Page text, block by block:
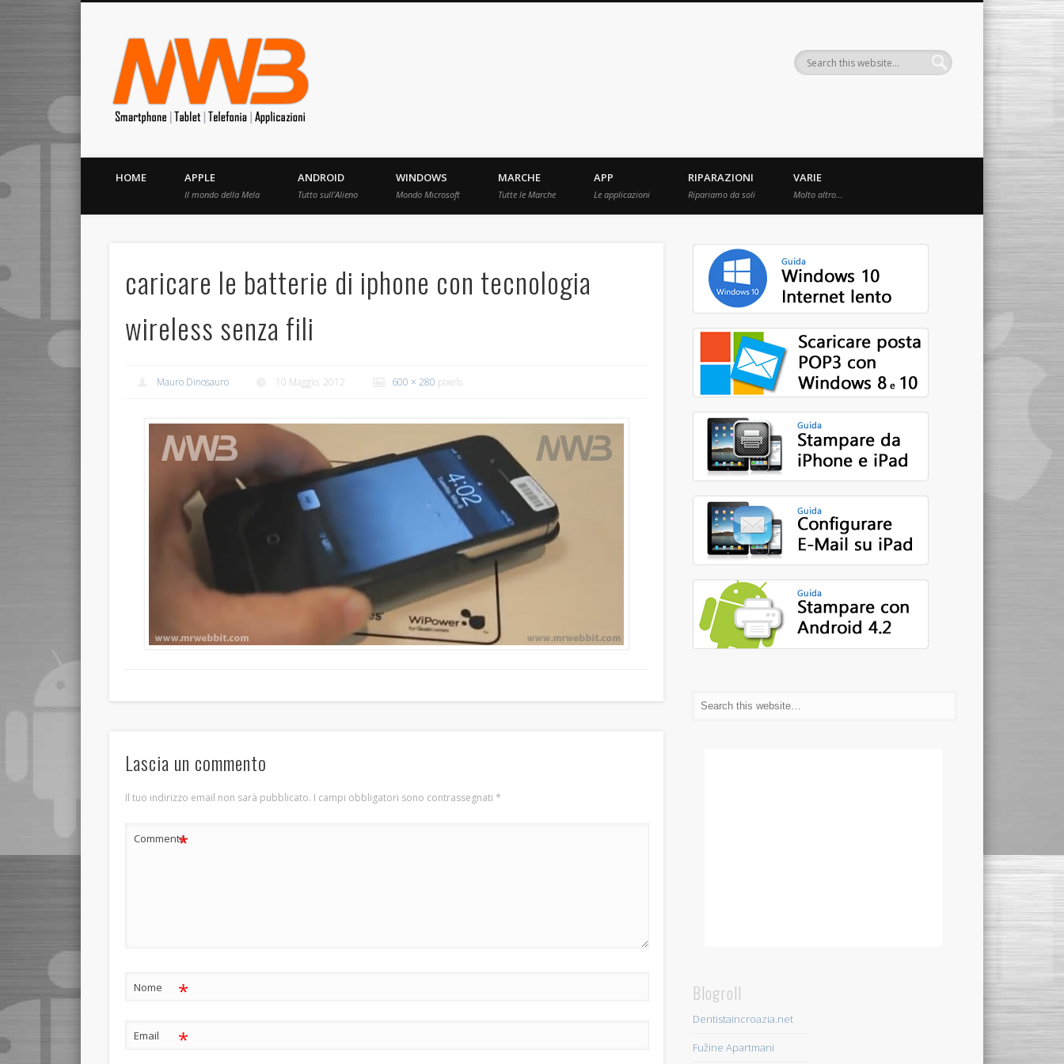
Siete appassionati di telefonia? I migliori Video, Recensioni e Prove raccolti in Rete.
HOME APPLE
Il mondo della Mela
ANDROID
Tutto sull’Alieno
WINDOWS
Mondo Microsoft
MARCHE
Tutte le Marche
APP
Le applicazioni
RIPARAZIONI
Ripariamo da soli
VARIE
Molto altro…
caricare le batterie di iphone con tecnologia
wireless senza fili
Mauro Dinosauro 10 Maggio, 2012 600 × 280 pixels
Lascia un commento
Il tuo indirizzo email non sarà pubblicato. I campi obbligatori sono contrassegnati*
Commento
*
Nome *
Email *
Blogroll
Dentistaincroazia.net
Fužine Apartmani